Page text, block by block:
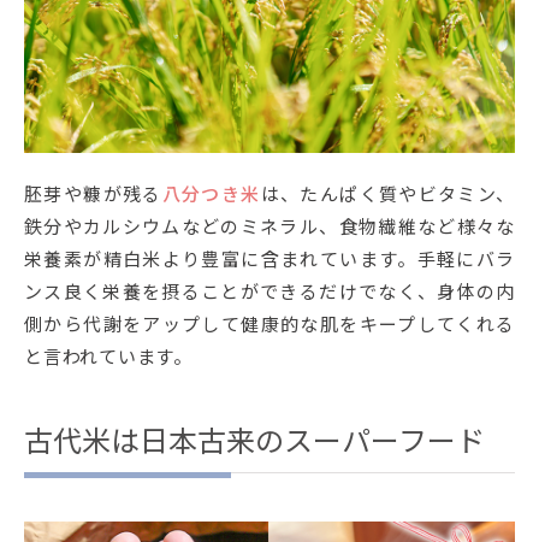
胚芽や糠が残る 八分つき米 は、たんぱく質やビタミン、
鉄分やカルシウムなどのミネラル、食物繊維など様々な
栄養素が精白米より豊富に含まれています。手軽にバラ
ンス良く栄養を摂ることができるだけでなく、身体の内
側から代謝をアップして健康的な肌をキープしてくれる
と言われています。
古代米は日本古来のスーパーフード